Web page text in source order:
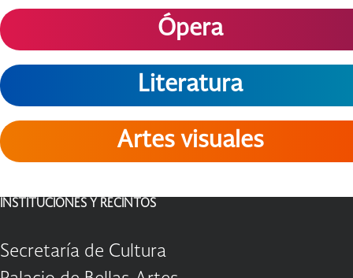
Ópera
Literatura
Artes visuales
INSTITUCIONES Y RECINTOS
Secretaría de Cultura